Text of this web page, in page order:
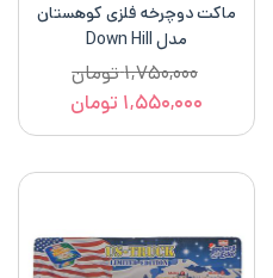
ماکت دوچرخه فلزی کوهستان
مدل Down Hill
۱,۷۵۰,۰۰۰تومان
۱,۵۵۰,۰۰۰ تومان